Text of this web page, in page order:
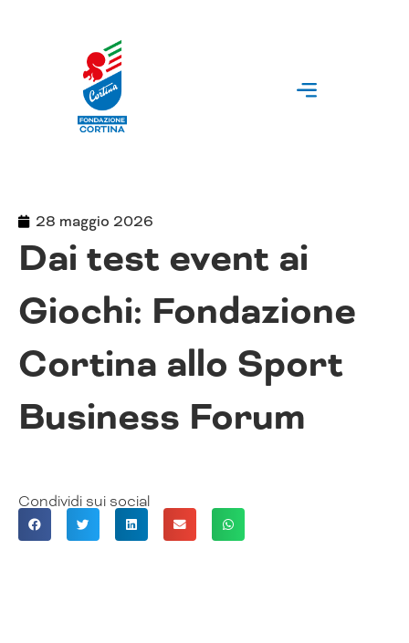
28 maggio 2026
Dai test event ai
Giochi: Fondazione
Cortina allo Sport
Business Forum
Condividi sui social